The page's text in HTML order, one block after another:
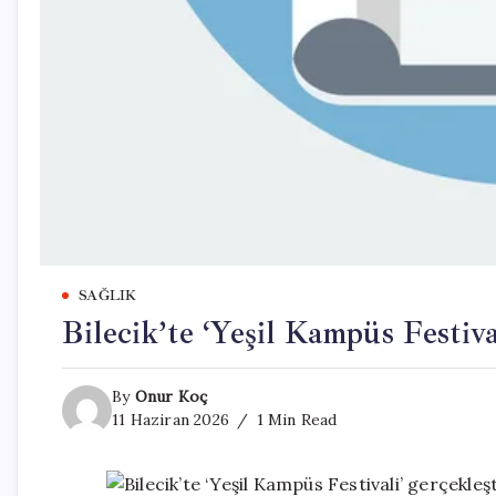
SAĞLIK
Bilecik’te ‘Yeşil Kampüs
By Onur Koç
11 Haziran 2026
1 Min Read